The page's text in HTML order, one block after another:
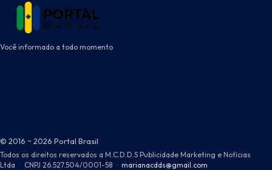
Você informado a todo momento
© 2016 ~ 2026 Portal Brasil
Todos os direitos reservados a M.C.D.D.S Publicidade Marketing e Notícias
Ltda · CNPJ 26.527.504/0001-58 · marianacdds@gmail.com